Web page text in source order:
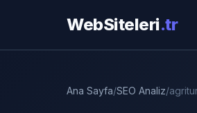
WebSiteleri.tr
Ana Sayfa/SEO Analiz/